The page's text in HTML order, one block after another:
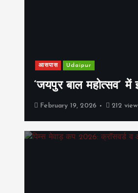
आसपास Udaipur
‘जयपुर बाल महोत्सव’
February 19, 2026 212